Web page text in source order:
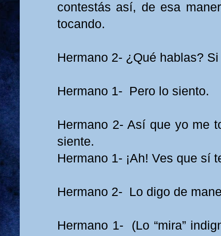
contestás así, de esa
tocando.
Hermano 2- ¿Qué hablas?
Hermano 1- Pero lo siento.
Hermano 2- Así que yo me
siente.
Hermano 1- ¡Ah! Ves que sí
Hermano 2- Lo digo de
Hermano 1- (Lo “mira”